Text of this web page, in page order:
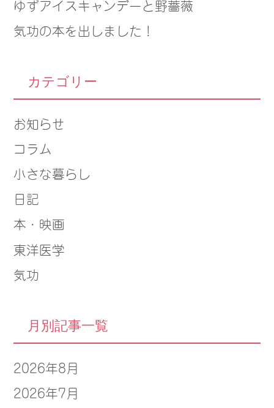
ゆずアイスキャンデーと野薔薇
気功の本を出しました！
カテゴリー
お知らせ
コラム
小さな暮らし
日記
本・映画
東洋医学
気功
月別記事一覧
2026年8月
2026年7月